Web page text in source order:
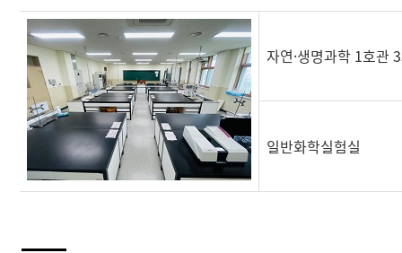
자연·생명과학 1호관
일반화학실험실